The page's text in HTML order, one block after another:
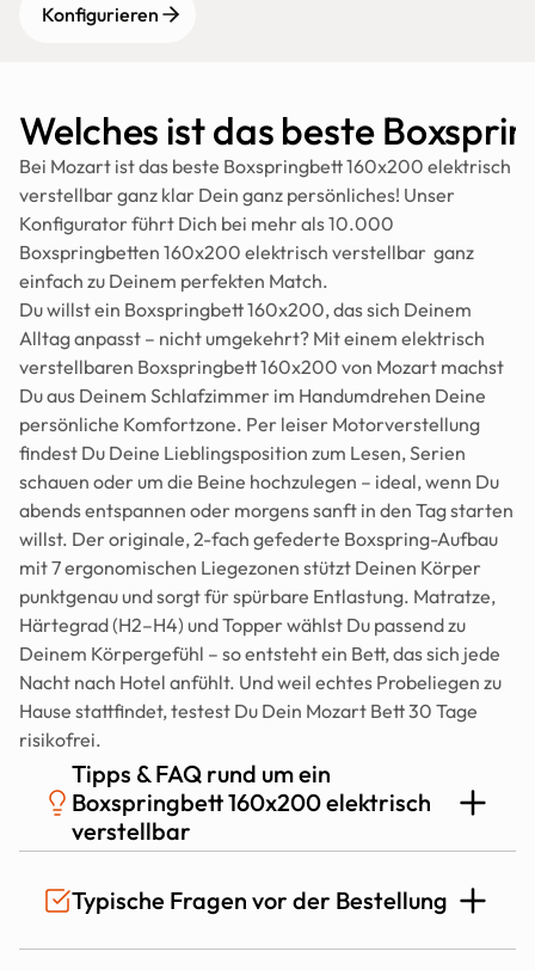
Konfigurieren
Welches ist das beste
Bei Mozart ist das beste Boxspringbett 160x200 elektrisch
verstellbar ganz klar Dein ganz persönliches! Unser
Konfigurator führt Dich bei mehr als 10.000
Boxspringbetten 160x200 elektrisch verstellbar  ganz
einfach zu Deinem perfekten Match.
Du willst ein Boxspringbett 160x200, das sich Deinem
Alltag anpasst – nicht umgekehrt? Mit einem elektrisch
verstellbaren Boxspringbett 160x200 von Mozart machst
Du aus Deinem Schlafzimmer im Handumdrehen Deine
persönliche Komfortzone. Per leiser Motorverstellung
findest Du Deine Lieblingsposition zum Lesen, Serien
schauen oder um die Beine hochzulegen – ideal, wenn Du
abends entspannen oder morgens sanft in den Tag starten
willst. Der originale, 2-fach gefederte Boxspring-Aufbau
mit 7 ergonomischen Liegezonen stützt Deinen Körper
punktgenau und sorgt für spürbare Entlastung. Matratze,
Härtegrad (H2–H4) und Topper wählst Du passend zu
Deinem Körpergefühl – so entsteht ein Bett, das sich jede
Nacht nach Hotel anfühlt. Und weil echtes Probeliegen zu
Hause stattfindet, testest Du Dein Mozart Bett 30 Tage
risikofrei.
Tipps & FAQ rund um ein
Boxspringbett 160x200 elektrisch
verstellbar
Ist ein Elektrisches Boxspringbett 160x200
auch fürs im Bett sitzen geeignet?
Typische Fragen vor der Bestellung